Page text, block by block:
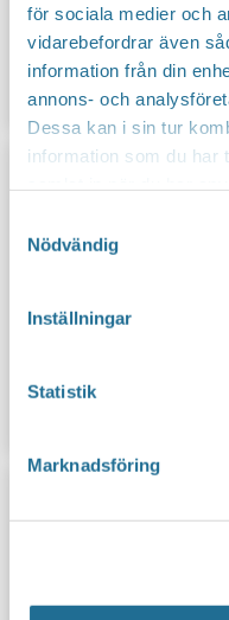
för sociala medier och
vidarebefordrar även
information från din
annons- och
Dessa kan i sin tur
information som du har
Nödvändig
Inställningar
Statistik
Marknadsföring
Reklam &